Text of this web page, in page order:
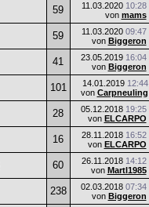
59 11.03.2020 10:28
von mams
59 11.03.2020 09:47
von Biggeron
41 23.05.2019 16:04
von Biggeron
101 14.01.2019 12:44
von Carpneuling
28 05.12.2018 19:25
von ELCARPO
16 28.11.2018 16:52
von ELCARPO
60 26.11.2018 14:12
von Martl1985
238 02.03.2018 07:34
von Biggeron